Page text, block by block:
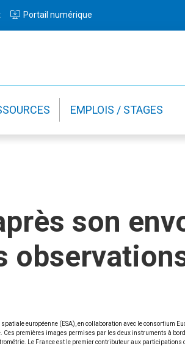
Portail numérique
EMPLOIS / STAGES
son
spatiale européenne (ESA), en collaboration avec le
Ces premières images permises par les deux instruments à
Le France est le premier contributeur aux